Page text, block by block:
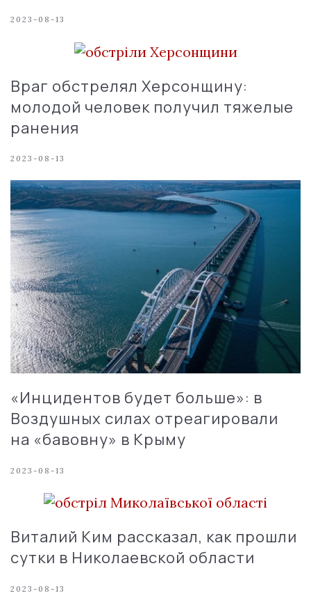
2023-08-13
Враг обстрелял Херсонщину:
молодой человек получил тяжелые
ранения
2023-08-13
«Инцидентов будет больше»: в
Воздушных силах отреагировали
на «бавовну» в Крыму
2023-08-13
Виталий Ким рассказал, как прошли
сутки в Николаевской области
2023-08-13